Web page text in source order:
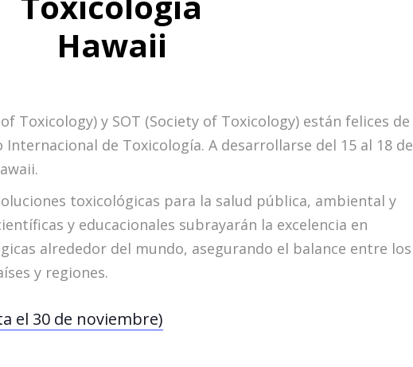
Hawaii
Toxicology) y SOT (Society of Toxicology) están felices de
de Toxicología. A desarrollarse del 15 al 18 de
toxicológicas para la salud pública, ambiental y
y educacionales subrayarán la excelencia en
alrededor del mundo, asegurando el balance entre los
y regiones.
el 30 de noviembre)